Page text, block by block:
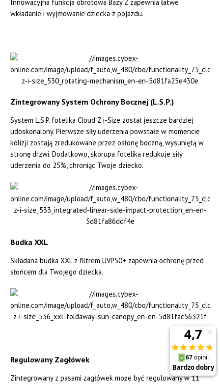
Innowacyjna funkcja obrotowa Bazy Z zapewnia łatwe
wkładanie i wyjmowanie dziecka z pojazdu.
Zintegrowany System Ochrony Bocznej (L.S.P.)
System L.S.P. fotelika Cloud Z i-Size został jeszcze bardziej
udoskonalony. Pierwsze siły uderzenia powstałe w momencie
kolizji zostają zredukowane przez osłonę boczną, wysuniętą w
stronę drzwi. Dodatkowo, skorupa fotelika redukuje siły
uderzenia do 25%, chroniąc Twoje dziecko.
Budka XXL
Składana budka XXL z filtrem UVP50+ zapewnia ochronę przed
słońcem dla Twojego dziecka.
Regulowany Zagłówek
Zintegrowany z pasami zagłówek może być regulowany w 11